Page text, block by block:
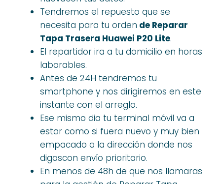
Tendremos el repuesto que se
necesita para tu orden de Reparar
Tapa Trasera Huawei P20 Lite.
El repartidor ira a tu domicilio en horas
laborables.
Antes de 24H tendremos tu
smartphone y nos dirigiremos en este
instante con el arreglo.
Ese mismo dia tu terminal móvil va a
estar como si fuera nuevo y muy bien
empacado a la dirección donde nos
digascon envío prioritario.
En menos de 48h de que nos llamaras